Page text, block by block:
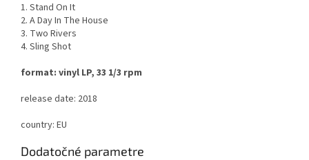
1. Stand On It
2. A Day In The House
3. Two Rivers
4. Sling Shot
format: vinyl LP, 33 1/3 rpm
release date: 2018
country: EU
Dodatočné parametre